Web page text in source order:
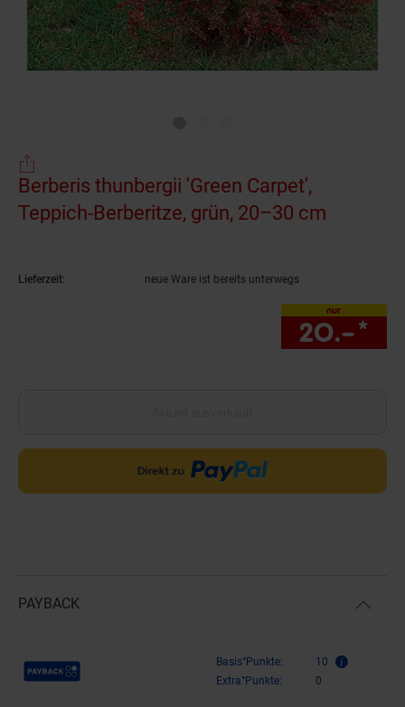
Berberis thunbergii 'Green Carpet',
Teppich-Berberitze, grün, 20–30 cm
Lieferzeit: neue Ware ist bereits unterwegs
nur
20.–*
PAYBACK
Payback Punkte Basis°Punkte:
10
Extra°Punkte:
0